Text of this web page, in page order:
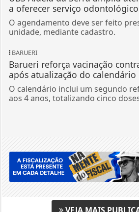
a oferecer serviço
O agendamento deve ser feito
unidade, mediante cadastro.
BARUERI
Barueri reforça vacinação
após atualização do calendário
O calendário inclui um segundo
aos 4 anos, totalizando cinco